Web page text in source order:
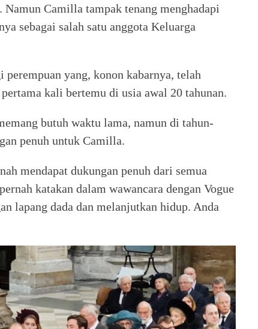
Camilla tampak tenang menghadapi
sebagai salah satu anggota Keluarga
yang, konon kabarnya, telah
kali bertemu di usia awal 20 tahunan.
butuh waktu lama, namun di tahun-
penuh untuk Camilla.
mendapat dukungan penuh dari semua
katakan dalam wawancara dengan Vogue
lapang dada dan melanjutkan hidup. Anda